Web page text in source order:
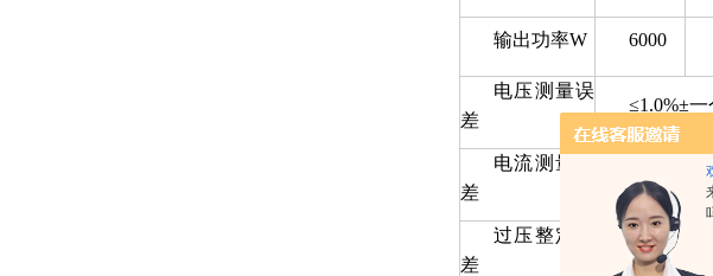
输出功率W 6000
电压测量误
差
≤1.0%±
电流测量误
差
≤1.0%±
过压整定误
差
≤1.0%